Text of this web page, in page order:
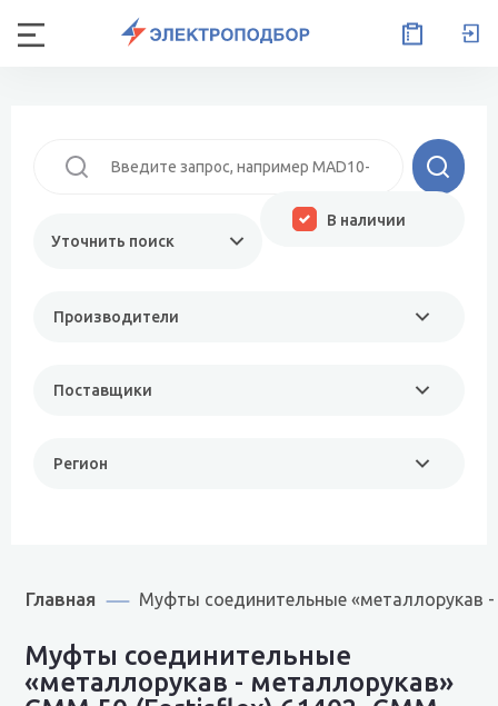
Уточнить поиск
Производители
Поставщики
Регион
В наличии
Главная Муфты соединительные
Муфты соединительные
«металлорукав - металлорукав»